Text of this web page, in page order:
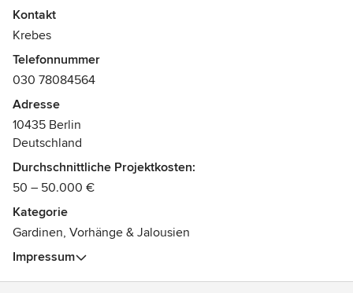
geht.
Als langjährige, fachkundige und gelernte Raumausstatter
eigenen Werkstätten in Prenzlauer Berg werden unsere
Vorhänge, Hussen und Polsterbezüge perfekt nach Maß
angefertigt.
Kontakt
Krebes
Telefonnummer
030 78084564
Adresse
10435 Berlin
Deutschland
Durchschnittliche Projektkosten:
50 – 50.000 €
Kategorie
Gardinen, Vorhänge & Jalousien
Impressum